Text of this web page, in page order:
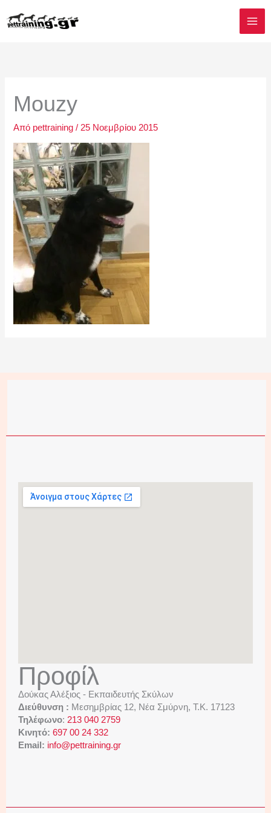
στο
περιεχόμενο
Mouzy
Από pettraining/ 25 Νοεμβρίου 2015
Προφίλ
Δούκας Αλέξιος - Εκπαιδευτής Σκύλων
Διεύθυνση : Μεσημβρίας 12, Νέα Σμύρνη, Τ.Κ. 17123
Τηλέφωνο: 213 040 2759
Κινητό: 697 00 24 332
Email: info@pettraining.gr